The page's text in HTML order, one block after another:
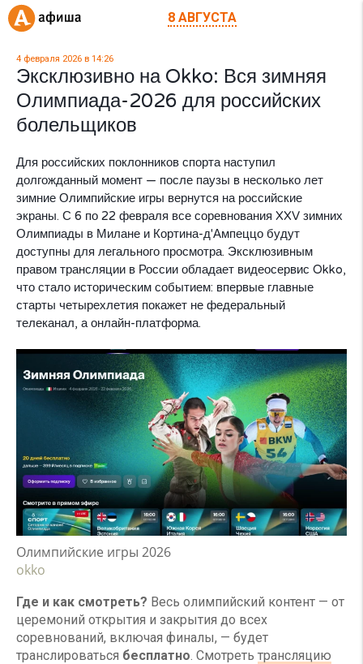
8 АВГУСТА
4 февраля 2026 в 14:26
Эксклюзивно на Okko: Вся зимняя
Олимпиада-2026 для российских
болельщиков
Для российских поклонников спорта наступил
долгожданный момент — после паузы в несколько лет
зимние Олимпийские игры вернутся на российские
экраны. С 6 по 22 февраля все соревнования XXV зимних
Олимпиады в Милане и Кортина-д'Ампеццо будут
доступны для легального просмотра. Эксклюзивным
правом трансляции в России обладает видеосервис Okko,
что стало историческим событием: впервые главные
старты четырехлетия покажет не федеральный
телеканал, а онлайн-платформа.
Олимпийские игры 2026
okko
Где и как смотреть? Весь олимпийский контент — от
церемоний открытия и закрытия до всех
соревнований, включая финалы, — будет
транслироваться бесплатно . Смотреть трансляцию